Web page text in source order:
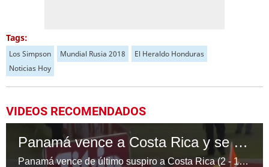
Tags:
Los Simpson Mundial Rusia 2018
El Heraldo Honduras
Noticias Hoy
VIDEOS RECOMENDADOS
Panamá vence a Costa Rica y se clasifica para Mundial Rusia de 2018
Panamá vence de último suspiro a Costa Rica (2 - 1) y está con en Rusia 2018)